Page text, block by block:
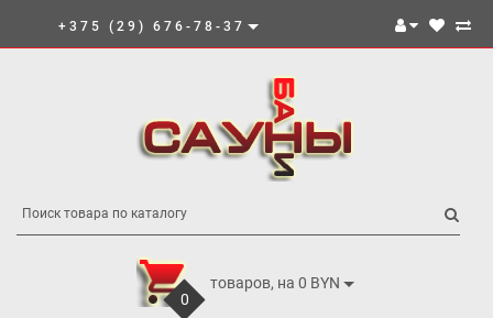
+375 (29) 676-78-37
0
товаров, на 0 BYN